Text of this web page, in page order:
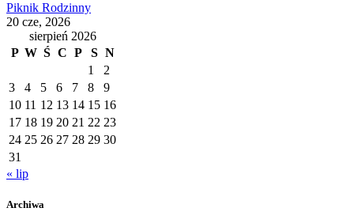
Piknik Rodzinny
20 cze, 2026
sierpień 2026
P W Ś C P S N
1
2
3
4 5 6 7 8
9
10 11 12 13 14 15 16
17 18 19 20 21 22 23
24 25 26 27 28 29 30
31
« lip
Archiwa